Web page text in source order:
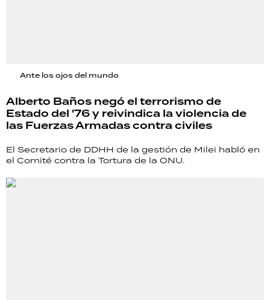
Ante los ojos del mundo
Alberto Baños negó el terrorismo de
Estado del '76 y reivindica la violencia de
las Fuerzas Armadas contra civiles
El Secretario de DDHH de la gestión de Milei habló en
el Comité contra la Tortura de la ONU.